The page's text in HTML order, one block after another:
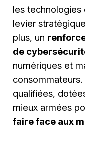
les technologies
levier
plus, un
de
numériques et
qualifiées,
mieux armées
faire face aux